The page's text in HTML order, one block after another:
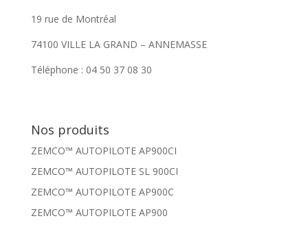
19 rue de Montréal
74100 VILLE LA GRAND – ANNEMASSE
Téléphone : 04 50 37 08 30
Nos produits
ZEMCO™ AUTOPILOTE AP900CI
ZEMCO™ AUTOPILOTE SL 900CI
ZEMCO™ AUTOPILOTE AP900C
ZEMCO™ AUTOPILOTE AP900